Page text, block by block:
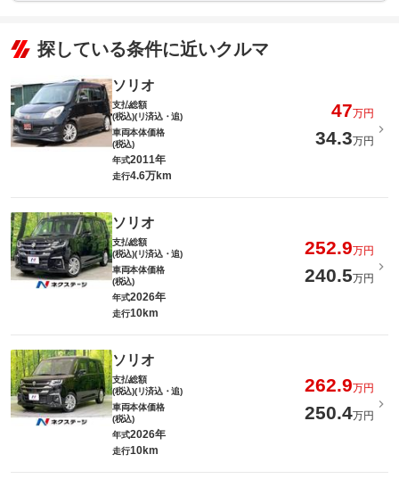
探している条件に近いクルマ
ソリオ
支払総額
(税込)(リ済込・追)
47万円
車両本体価格
(税込)
34.3万円
年式2011年
走行4.6万km
ソリオ
支払総額
(税込)(リ済込・追)
252.9万円
車両本体価格
(税込)
240.5万円
年式2026年
走行10km
ソリオ
支払総額
(税込)(リ済込・追)
262.9万円
車両本体価格
(税込)
250.4万円
年式2026年
走行10km